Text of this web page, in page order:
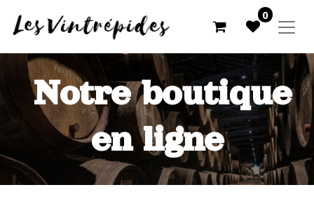
0
Notre boutique
en ligne